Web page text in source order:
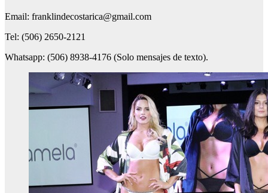
Email: franklindecostarica@gmail.com
Tel: (506) 2650-2121
Whatsapp: (506) 8938-4176 (Solo mensajes de texto).